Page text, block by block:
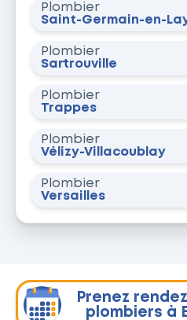
Plombier
Saint-Germain-en-
Plombier
Sartrouville
Plombier
Trappes
Plombier
Vélizy-Villacoublay
Plombier
Versailles
Prenez
plombiers à